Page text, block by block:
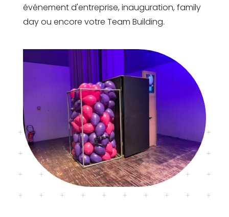
événement d'entreprise, inauguration, family
day ou encore votre Team Building.